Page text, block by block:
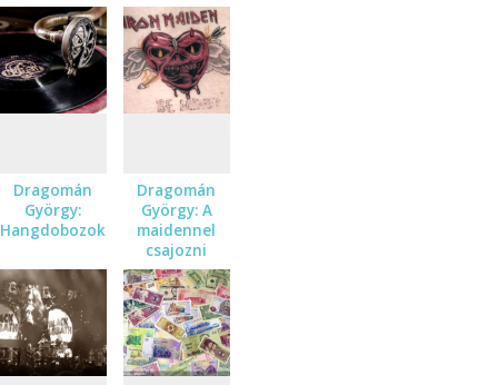
Dragomán
György:
Hangdobozok
Dragomán
György: A
maidennel
csajozni